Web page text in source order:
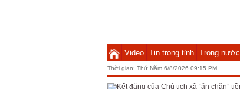
Video Tin trong tỉnh Trong nước
Thời gian: Thứ Năm 6/8/2026 09:15 PM